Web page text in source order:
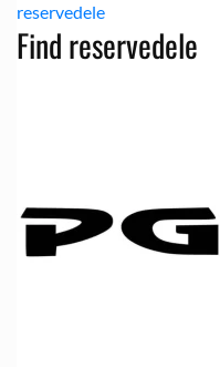
reservedele
Find reservedele